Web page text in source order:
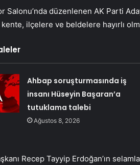
Salonu’nda düzenlenen AK Parti
kente, ilçelere ve beldelere hayırlı
Ahbap soruşturmasında iş
insanı Hüseyin Başaran’a
tutuklama talebi
Ağustos 8, 2026
Recep Tayyip Erdoğan’ın